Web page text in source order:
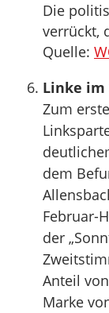
Die
verrückt,
Quelle:
Linke im
Zum
dem
Februar-
der
Anteil
Marke